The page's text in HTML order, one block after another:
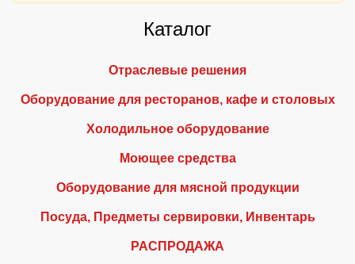
Каталог
Отраслевые решения
Оборудование для ресторанов, кафе и столовых
Холодильное оборудование
Моющее средства
Оборудование для мясной продукции
Посуда, Предметы сервировки, Инвентарь
РАСПРОДАЖА